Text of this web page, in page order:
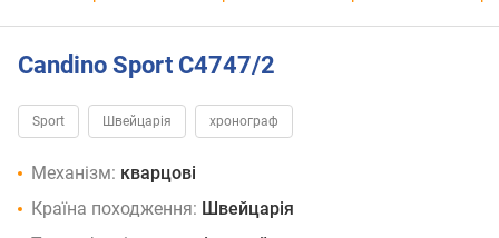
Candino Sport C4747/2
Sport Швейцарія хронограф
Механізм: кварцові
Країна походження: Швейцарія